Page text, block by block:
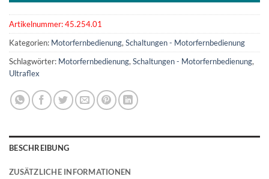
Artikelnummer:45.254.01
Kategorien: Motorfernbedienung,Schaltungen - Motorfernbedienung
Schlagwörter: Motorfernbedienung,Schaltungen - Motorfernbedienung,
Ultraflex
BESCHREIBUNG
ZUSÄTZLICHE INFORMATIONEN